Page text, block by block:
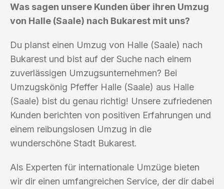
Was sagen unsere Kunden über ihren Umzug
von Halle (Saale) nach Bukarest mit uns?
Du planst einen Umzug von Halle (Saale) nach
Bukarest und bist auf der Suche nach einem
zuverlässigen Umzugsunternehmen? Bei
Umzugskönig Pfeffer Halle (Saale) aus Halle
(Saale) bist du genau richtig! Unsere zufriedenen
Kunden berichten von positiven Erfahrungen und
einem reibungslosen Umzug in die
wunderschöne Stadt Bukarest.
Als Experten für internationale Umzüge bieten
wir dir einen umfangreichen Service, der dir dabei